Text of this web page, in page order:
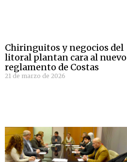
Chiringuitos y negocios del
litoral plantan cara al nuevo
reglamento de Costas
21 de marzo de 2026